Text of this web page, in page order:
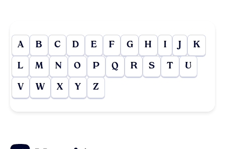
A B C D E F G H I J K
L M N O P Q R S T U
V W X Y Z